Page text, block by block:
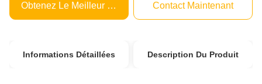
Obtenez Le Meilleur Prix Contact Maintenant
Informations Détaillées Description Du Produit